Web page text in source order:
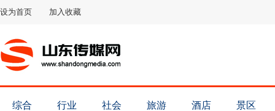
设为首页 加入收藏
综合 行业 社会 旅游 酒店
景区